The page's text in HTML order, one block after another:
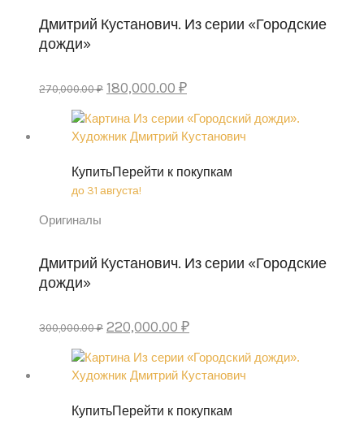
Дмитрий Кустанович. Из серии «Городские
дожди»
270,000.00 ₽ Original
was:
270,000.00 ₽.
180,000.00 ₽Current
is:
180,000.00 ₽.
КупитьПерейти к покупкам
до 31 августа!
Оригиналы
Дмитрий Кустанович. Из серии «Городские
дожди»
300,000.00 ₽ Original
was:
300,000.00 ₽.
220,000.00 ₽Current
is:
220,000.00 ₽.
КупитьПерейти к покупкам